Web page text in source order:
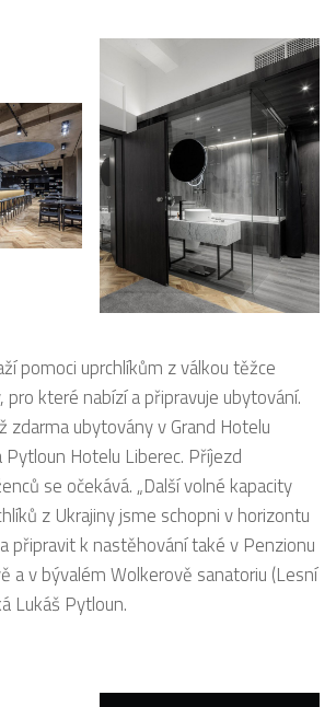
pomoci uprchlíkům z válkou těžce
pro které nabízí a připravuje ubytování.
zdarma ubytovány v Grand Hotelu
Pytloun Hotelu Liberec. Příjezd
se očekává. „Další volné kapacity
z Ukrajiny jsme schopni v horizontu
připravit k nastěhování také v Penzionu
a v bývalém Wolkerově sanatoriu (Lesní
Lukáš Pytloun.